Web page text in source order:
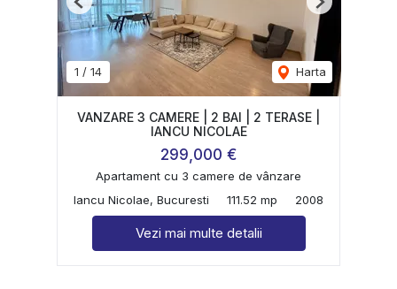
1 / 14 Harta
Previous Next
VANZARE 3 CAMERE | 2 BAI | 2 TERASE |
IANCU NICOLAE
299,000 €
Apartament cu 3 camere de vânzare
Iancu Nicolae, Bucuresti
111.52 mp 2008
Vezi mai multe detalii